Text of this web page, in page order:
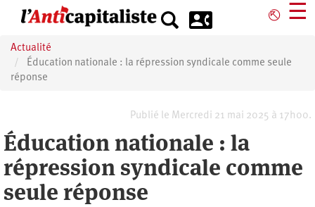
principal
⎋ ☰
Actualité
Éducation nationale : la répression syndicale comme seule
réponse
Publié le Mercredi 21 mai 2025 à 17h00.
Éducation nationale : la
répression syndicale comme
seule réponse